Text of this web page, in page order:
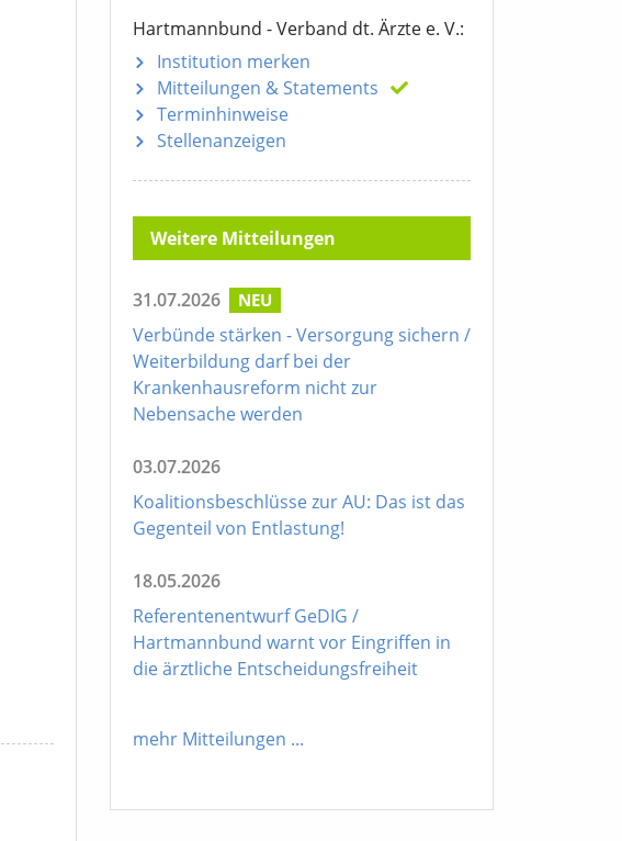
Hartmannbund - Verband dt. Ärzte e. V.:
Institution merken
Mitteilungen & Statements
Terminhinweise
Stellenanzeigen
Weitere Mitteilungen
31.07.2026 NEU
Verbünde stärken - Versorgung sichern /
Weiterbildung darf bei der
Krankenhausreform nicht zur
Nebensache werden
03.07.2026
Koalitionsbeschlüsse zur AU: Das ist das
Gegenteil von Entlastung!
18.05.2026
Referentenentwurf GeDIG /
Hartmannbund warnt vor Eingriffen in
die ärztliche Entscheidungsfreiheit
mehr Mitteilungen ...